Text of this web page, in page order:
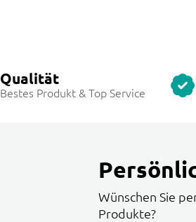
Qualität
Bestes Produkt & Top Service
Wünschen Sie
Produkte?